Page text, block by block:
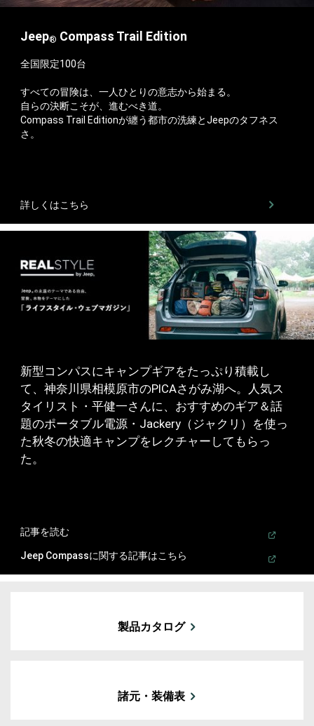
Jeep® Compass Trail Edition​
全国限定100台
すべての冒険は、一人ひとりの意志から始まる。
​​自らの決断こそが、進むべき道。​
Compass Trail Editionが纏う都市の洗練とJeepのタフネス
さ。​​
詳しくはこちら
新型コンパスにキャンプギアをたっぷり積載し
て、神奈川県相模原市のPICAさがみ湖へ。人気ス
タイリスト・平健一さんに、おすすめのギア＆話
題のポータブル電源・Jackery（ジャクリ）を使っ
た秋冬の快適キャンプをレクチャーしてもらっ
た。
記事を読む(
Jeep Compassに関する記事はこちら Open in a new window
製品カタログ
諸元・装備表